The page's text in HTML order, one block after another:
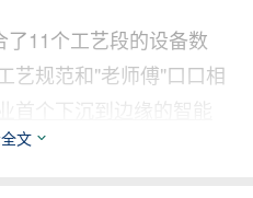
11个工艺段的设备数
艺规范和"老师傅"口口相
首个下沉到边缘的智能
解读实时参数变化，给
文